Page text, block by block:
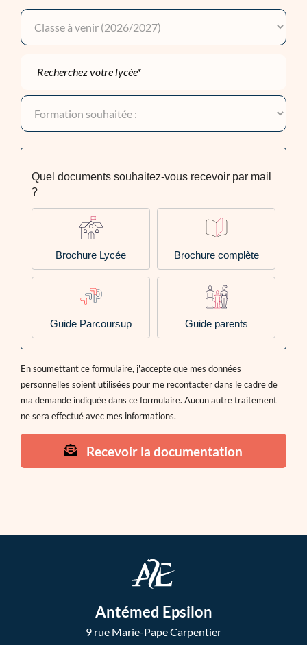
Quel documents souhaitez-vous recevoir par mail
?
Brochure Lycée Brochure complète
Guide Parcoursup Guide parents
En soumettant ce formulaire, j'accepte que mes données
personnelles soient utilisées pour me recontacter dans le cadre de
ma demande indiquée dans ce formulaire. Aucun autre traitement
ne sera effectué avec mes informations.
Recevoir la documentation
Antémed Epsilon
9 rue Marie-Pape Carpentier